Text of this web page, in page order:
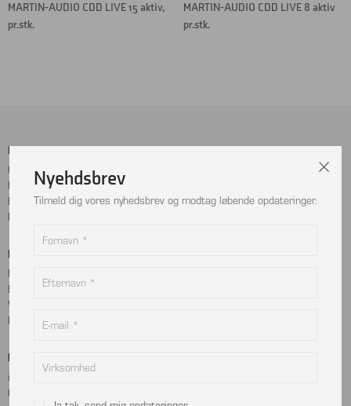
MARTIN-AUDIO CDD LIVE 15 aktiv,
pr.stk.
MARTIN-AUDIO CDD LIVE 8 aktiv
pr.stk.
Menu
Cookie- og privatlivspolitik
Handelsbetingelser
Kontakt
Returnering
Sociale Medier
LinkedIn
Betalingskort
MobilePay
Dankort
Visa
Mastercard
Kontakt
info@viptec.dk
CVR: 27527213
Nyehdsbrev
Tilmeld dig vores nyhedsbrev og modtag løbende opdateringer.